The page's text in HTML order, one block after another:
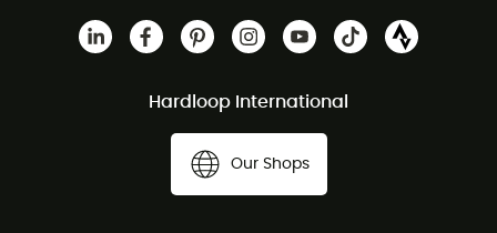
Hardloop International
Our Shops